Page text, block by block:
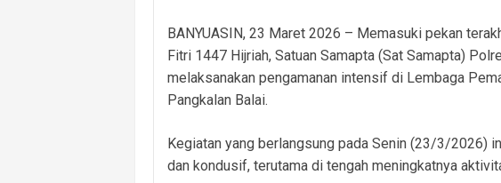
BANYUASIN, 23 Maret 2026 – Memasuki pekan
Fitri 1447 Hijriah, Satuan Samapta (Sat Samapta)
melaksanakan pengamanan intensif di Lembaga
Pangkalan Balai.
Kegiatan yang berlangsung pada Senin (23/3/2026)
dan kondusif, terutama di tengah meningkatnya